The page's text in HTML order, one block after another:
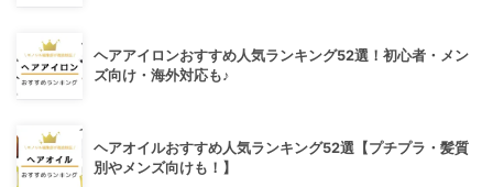
ヘアアイロンおすすめ人気ランキング52選！初心者・メン
ズ向け・海外対応も♪
ヘアオイルおすすめ人気ランキング52選【プチプラ・髪質
別やメンズ向けも！】